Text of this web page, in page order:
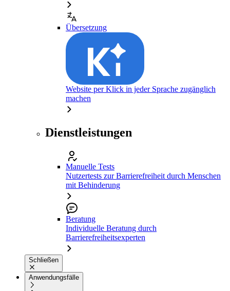
Übersetzung
Website per Klick in jeder Sprache zugänglich
machen
Dienstleistungen
Manuelle Tests
Nutzertests zur Barrierefreiheit durch Menschen
mit Behinderung
Beratung
Individuelle Beratung durch
Barrierefreiheitsexperten
Schließen
Anwendungsfälle